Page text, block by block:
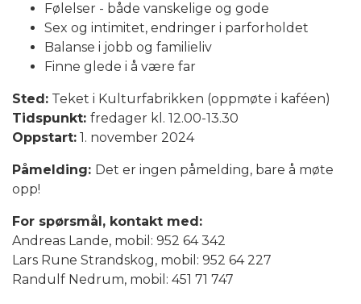
Følelser - både vanskelige og gode
Sex og intimitet, endringer i parforholdet
Balanse i jobb og familieliv
Finne glede i å være far
Sted: Teket i Kulturfabrikken (oppmøte i kaféen)
Tidspunkt: fredager kl. 12.00-13.30
Oppstart: 1. november 2024
Påmelding: Det er ingen påmelding, bare å møte
opp!
For spørsmål, kontakt med:
Andreas Lande, mobil: 952 64 342
Lars Rune Strandskog, mobil: 952 64 227
Randulf Nedrum, mobil: 451 71 747